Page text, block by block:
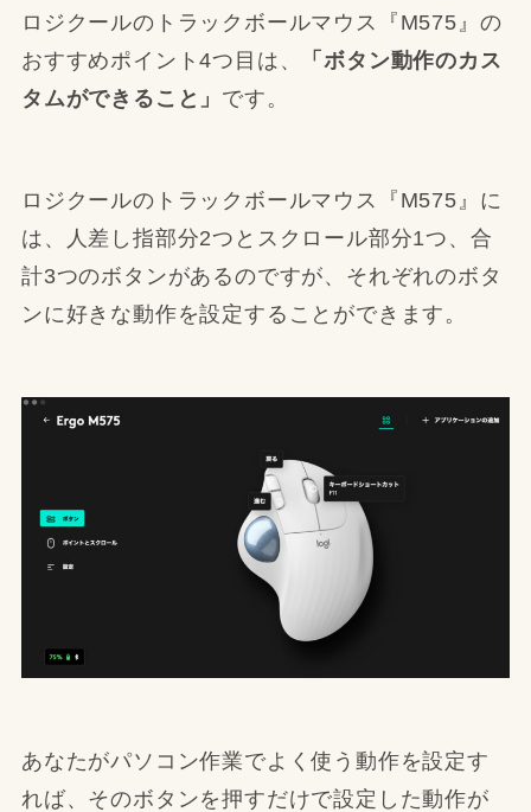
ロジクールのトラックボールマウス『M575』の
おすすめポイント4つ目は、
「ボタン動作のカス
タムができること」 です。
ロジクールのトラックボールマウス『M575』に
は、人差し指部分2つとスクロール部分1つ、合
計3つのボタンがあるのですが、それぞれのボタ
ンに好きな動作を設定することができます。
あなたがパソコン作業でよく使う動作を設定す
れば、そのボタンを押すだけで設定した動作が